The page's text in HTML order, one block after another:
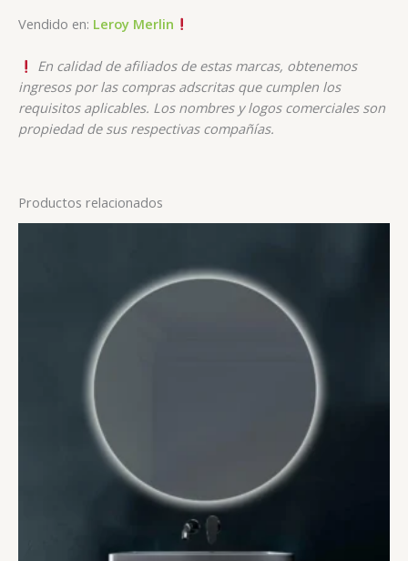
Vendido en: Leroy Merlin
En calidad de afiliados de estas marcas, obtenemos
ingresos por las compras adscritas que cumplen los
requisitos aplicables. Los nombres y logos comerciales son
propiedad de sus respectivas compañías.
Productos relacionados